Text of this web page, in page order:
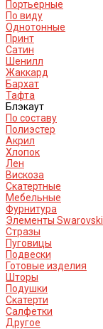
Портьерные
По виду
Однотонные
Принт
Сатин
Шенилл
Жаккард
Бархат
Тафта
Блэкаут
По составу
Полиэстер
Акрил
Хлопок
Лен
Вискоза
Скатертные
Мебельные
Фурнитура
Элементы Swarovski
Стразы
Пуговицы
Подвески
Готовые изделия
Шторы
Подушки
Скатерти
Салфетки
Другое